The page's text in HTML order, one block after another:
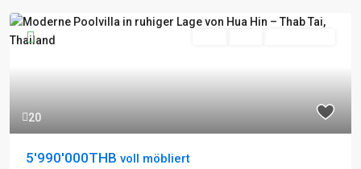
20
5'990'000THB voll möbliert